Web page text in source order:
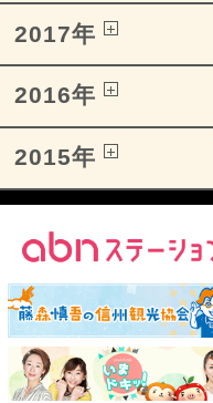
2017年
2016年
2015年